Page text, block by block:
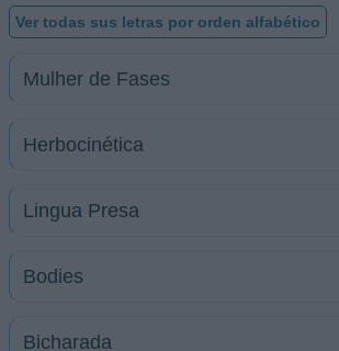
Ver todas sus letras por orden alfabético
Mulher de Fases
Herbocinética
Lingua Presa
Bodies
Bicharada